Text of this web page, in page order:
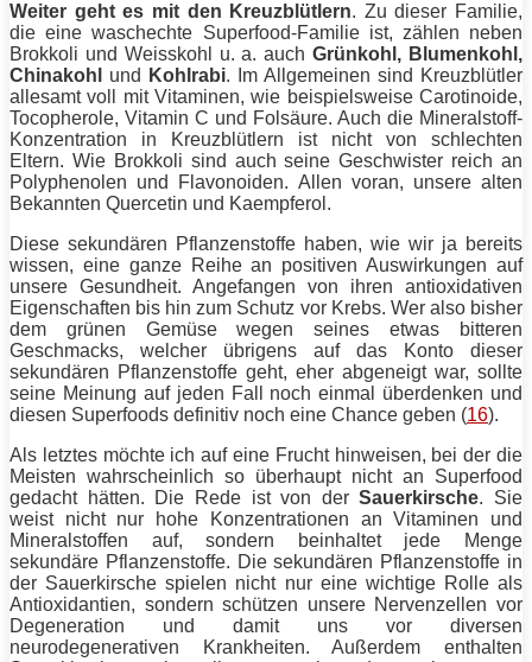
Weiter geht es mit den Kreuzblütlern. Zu dieser Familie,
die eine waschechte Superfood-Familie ist, zählen neben
Brokkoli und Weisskohl u. a. auchGrünkohl, Blumenkohl,
Chinakohl und Kohlrabi. Im Allgemeinen sind Kreuzblütler
allesamt voll mit Vitaminen, wie beispielsweise Carotinoide,
Tocopherole, Vitamin C und Folsäure. Auch die Mineralstoff-
Konzentration in Kreuzblütlern ist nicht von schlechten
Eltern. Wie Brokkoli sind auch seine Geschwister reich an
Polyphenolen und Flavonoiden. Allen voran, unsere alten
Bekannten Quercetin und Kaempferol.
Diese sekundären Pflanzenstoffe haben, wie wir ja bereits
wissen, eine ganze Reihe an positiven Auswirkungen auf
unsere Gesundheit. Angefangen von ihren antioxidativen
Eigenschaften bis hin zum Schutz vor Krebs. Wer also bisher
dem grünen Gemüse wegen seines etwas bitteren
Geschmacks, welcher übrigens auf das Konto dieser
sekundären Pflanzenstoffe geht, eher abgeneigt war, sollte
seine Meinung auf jeden Fall noch einmal überdenken und
diesen Superfoods definitiv noch eine Chance geben (16).
Als letztes möchte ich auf eine Frucht hinweisen, bei der die
Meisten wahrscheinlich so überhaupt nicht an Superfood
gedacht hätten. Die Rede ist von derSauerkirsche. Sie
weist nicht nur hohe Konzentrationen an Vitaminen und
Mineralstoffen auf, sondern beinhaltet jede Menge
sekundäre Pflanzenstoffe. Die sekundären Pflanzenstoffe in
der Sauerkirsche spielen nicht nur eine wichtige Rolle als
Antioxidantien, sondern schützen unsere Nervenzellen vor
Degeneration und damit uns vor diversen
neurodegenerativen Krankheiten. Außerdem enthalten